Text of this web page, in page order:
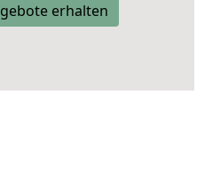
erhalten